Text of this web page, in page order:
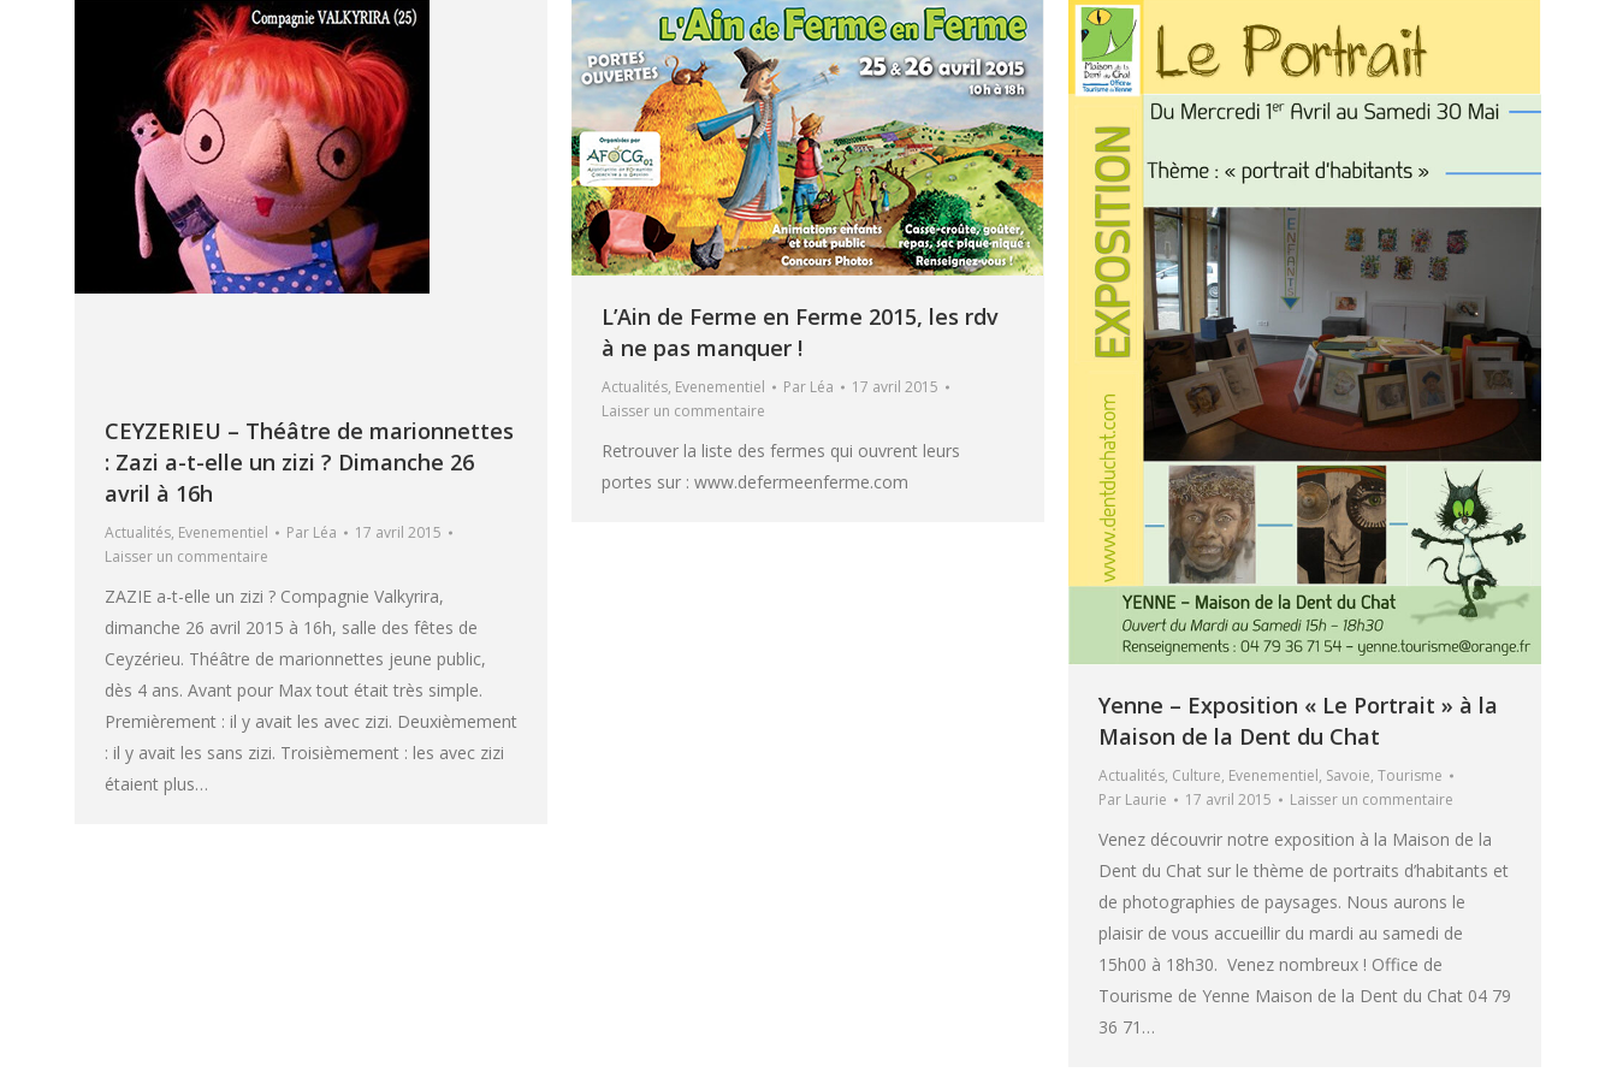
CEYZERIEU – Théâtre de marionnettes
: Zazi a-t-elle un zizi ? Dimanche 26
avril à 16h
Actualités, Evenementiel Par Léa
17 avril 2015
Laisser un commentaire
ZAZIE a-t-elle un zizi ? Compagnie Valkyrira,
dimanche 26 avril 2015 à 16h, salle des fêtes de
Ceyzérieu. Théâtre de marionnettes jeune public,
dès 4 ans. Avant pour Max tout était très simple.
Premièrement : il y avait les avec zizi. Deuxièmement
: il y avait les sans zizi. Troisièmement : les avec zizi
étaient plus…
L’Ain de Ferme en Ferme 2015, les rdv
à ne pas manquer !
Actualités, Evenementiel Par Léa
17 avril 2015
Laisser un commentaire
Retrouver la liste des fermes qui ouvrent leurs
portes sur : www.defermeenferme.com
Yenne – Exposition « Le Portrait » à la
Maison de la Dent du Chat
Actualités, Culture, Evenementiel, Savoie, Tourisme
Par Laurie 17 avril 2015 Laisser un commentaire
Venez découvrir notre exposition à la Maison de la
Dent du Chat sur le thème de portraits d’habitants et
de photographies de paysages. Nous aurons le
plaisir de vous accueillir du mardi au samedi de
15h00 à 18h30. Venez nombreux ! Office de
Tourisme de Yenne Maison de la Dent du Chat 04 79
36 71…